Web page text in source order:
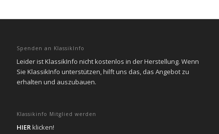
Spenden an KlassikInfo
Leider ist KlassikInfo nicht kostenlos in der Herstellung. Wenn
Sie KlassikInfo unterstützen, hilft uns das, das Angebot zu
erhalten und auszubauen.
Klassikinfo Mitglied werden
HIERklicken!